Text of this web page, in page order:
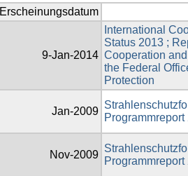
Erscheinungsdatum
9-Jan-2014
International
Status 2013 ;
Cooperation
the Federal
Protection
Jan-2009
Programmreport
Nov-2009
Programmreport